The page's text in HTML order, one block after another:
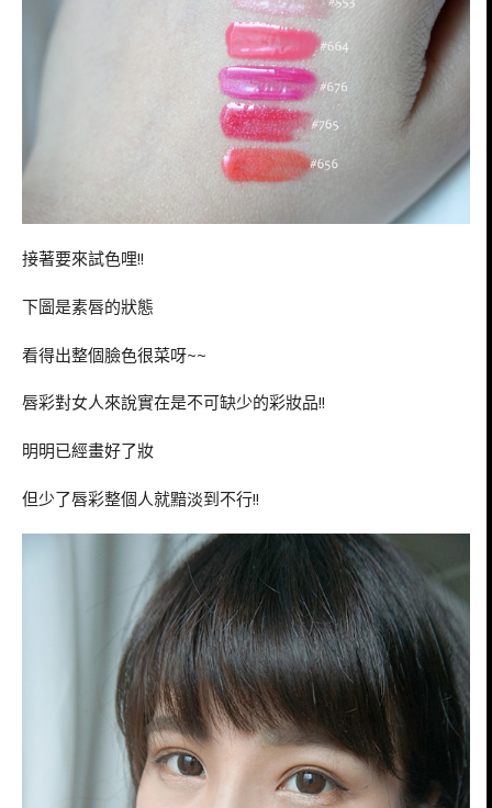
接著要來試色哩!!
下圖是素唇的狀態
看得出整個臉色很菜呀~~
唇彩對女人來說實在是不可缺少的彩妝品!!
明明已經畫好了妝
但少了唇彩整個人就黯淡到不行!!